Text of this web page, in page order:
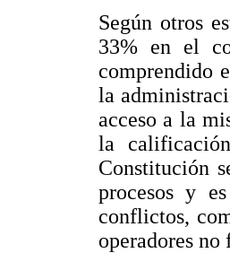
Según otros
33% en el
comprendido
la
acceso a la
la
Constitución
procesos y
conflictos,
operadores